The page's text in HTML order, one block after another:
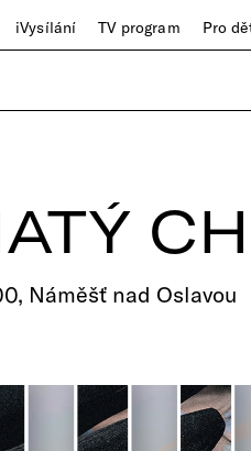
iVysílání TV program Pro
Náměšť nad Oslavou